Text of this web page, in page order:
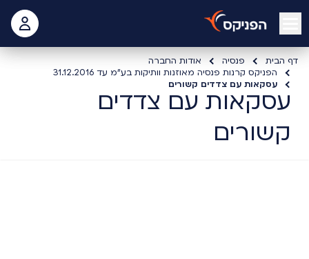
open mobile menu
דף הבית פנסיה
אודות החברה
הפניקס קרנות פנסיה מאוזנות וותיקות בע"מ עד 31.12.2016
עסקאות עם צדדים קשורים
עסקאות עם צדדים
קשורים